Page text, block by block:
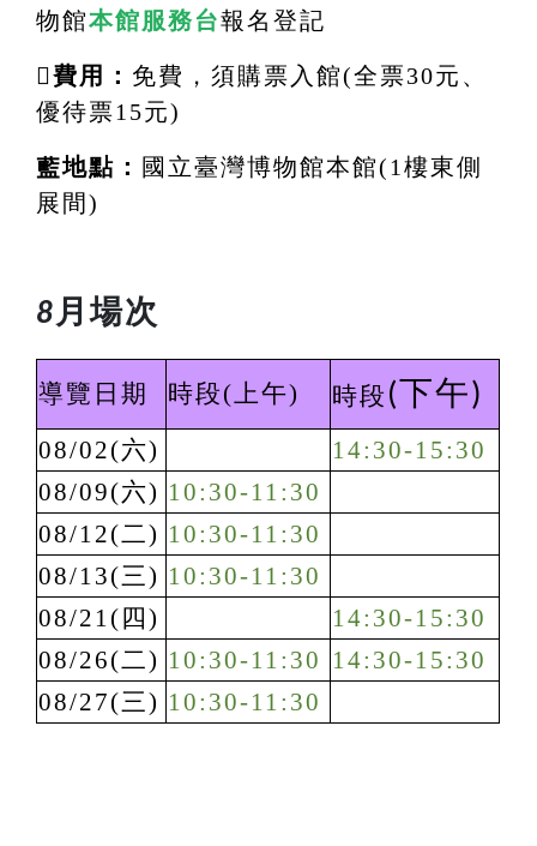
物館本館服務台報名登記
費用： 免費，須購票入館(全票30元、
優待票15元)
藍地點： 國立臺灣博物館本館(1 樓東側
展間 )
8月場次
導覽日期 時段(上午) 時段(下午)
08/02(六)
14:30-15:30
08/09(六) 10:30-11:30
08/12(二) 10:30-11:30
08/13(三) 10:30-11:30
08/21(四)
14:30-15:30
08/26(二) 10:30-11:30 14:30-15:30
08/27(三) 10:30-11:30